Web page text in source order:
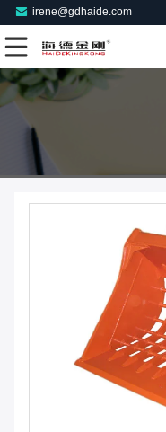
irene@gdhaide.com